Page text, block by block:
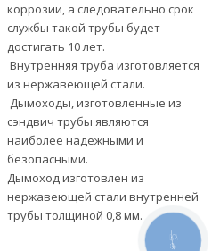
коррозии, а следовательно срок
службы такой трубы будет
достигать 10 лет.
Внутренняя труба изготовляется
из нержавеющей стали.
Дымоходы, изготовленные из
сэндвич трубы являются
наиболее надежными и
безопасными.
Дымоход изготовлен из
нержавеющей стали внутренней
трубы толщиной 0,8 мм.
КНОПКА
СВЯЗИ